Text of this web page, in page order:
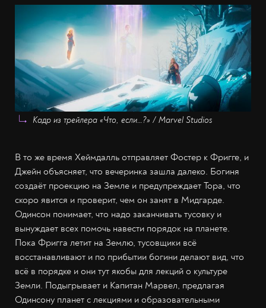
Кадр из трейлера «Что, если…?» / Marvel Studios
В то же время Хеймдалль отправляет Фостер к Фригге, и
Джейн объясняет, что вечеринка зашла далеко. Богиня
создаёт проекцию на Земле и предупреждает Тора, что
скоро явится и проверит, чем он занят в Мидгарде.
Одинсон понимает, что надо заканчивать тусовку и
вынуждает всех помочь навести порядок на планете.
Пока Фригга летит на Землю, тусовщики всё
восстанавливают и по прибытии богини делают вид, что
всё в порядке и они тут якобы для лекций о культуре
Земли. Подыгрывает и Капитан Марвел, предлагая
Одинсону планет с лекциями и образовательными